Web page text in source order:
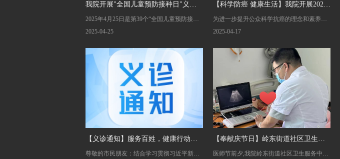
我院开展"全国儿童预防接种日"义诊
宣传活动
2025年4月25日是第39个“全国儿童预防接种
日”，今年的宣传主题是“打疫苗，防疾病，
的理解和认识，营造预防接种的良好氛围，
倡导全社会重视、关心和支持预防接种工
作，4月25日，我院在市卫健局的统一组织
下，于街心公园开展义诊宣传活动，医务人
员以春光为笺，以仁心为笔，书写着春日里
的健康守护篇章。
2025-04-25
【科学防癌 健康生活】我院开展2025
年“肿瘤防治宣传周”义诊活动
为进一步提升公众科学抗癌的理念和素养，4
月17日，我院肿瘤内科、放疗科、甲状腺乳
等多学科肿瘤防治内外科专家，共同开展肿
瘤防治宣传周义诊活动。为百余位患者及家
属带去了方便快捷的诊疗服务和肿瘤防治健
康知识，并指导癌症患者及时接受规范化诊
疗，做好定期复查，收到了患者及家属的高
度好评。
2025-04-17
【义诊通知】服务百姓，健康行动
——9月27日健康义诊等您来！
尊敬的市民朋友：结合学习贯彻习近平新时
【奉献庆节日】岭东街道社区卫生服
务中心健康义诊走进养老院
医师节前夕,我院岭东街道社区卫生服务中心